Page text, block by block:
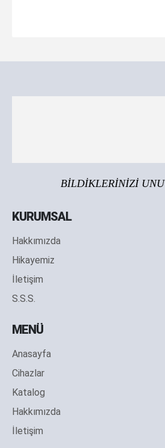
BİLDİKLERİNİZİ
KURUMSAL
Hakkımızda
Hikayemiz
İletişim
S.S.S.
MENÜ
Anasayfa
Cihazlar
Katalog
Hakkımızda
İletişim